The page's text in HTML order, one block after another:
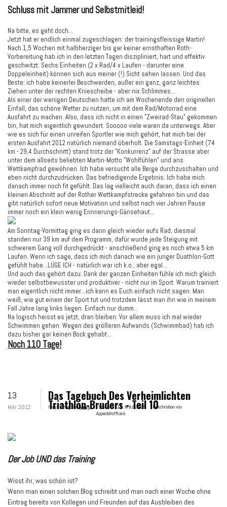
Schluss mit Jammer und Selbstmitleid!
Na bitte, es geht doch...
Jetzt hat er endlich einmal zugeschlagen: der trainingsfleissige Martin!
Nach 1,5 Wochen mit halbherziger bis gar keiner ernsthaften Roth-
Vorbereitung hab ich in den letzten Tagen diszipliniert, hart und effektiv
geschwitzt. Sechs Einheiten (2 x Rad/4 x Laufen - darunter eine
Doppeleinheit) können sich aus meiner (!) Sicht sehen lassen. Und das
Beste: ich habe keinerlei Beschwerden, außer ein ganz, ganz leichtes
Ziehen unter der rechten Kniescheibe - aber nix Schlimmes...
Als einer der wenigen Deutschen hatte ich am Wochenende den originellen
Einfall, das schöne Wetter zu nutzen, um mit dem Rad/Motorrad eine
Ausfahrt zu machen. Also, dass ich nicht in einen "Zweirad-Stau" gekommen
bin, hat mich eigentlich gewundert. Sooooo viele waren da unterwegs. Aber
wie es sich für einen unreifen Sportler wie mich gehört, hat mich bei der
ersten Ausfahrt 2012 natürlich niemand überholt. Die Samstags-Einheit (74
km - 29,4 Durchschnitt) stand trotz der "Konkurrenz" auf der Strasse aber
unter dem allseits beliebten Martin-Motto "Wohlfühlen" und ans
Wettkampfrad gewöhnen. Ich habe versucht alle Berge durchzuschalten und
eben nicht durchzudrücken. Das befriedigende Ergebnis: Ich habe mich
danach immer noch fit gefühlt. Das lag vielleicht auch daran, dass ich einen
kleinen Abschnitt auf der Rother Wettkampfstrecke gefahren bin und das
gibt natürlich sofort neue Motivation und selbst nach vier Jahren Pause
immer noch ein klein wenig Erinnerungs-Gänsehaut...
Am Sonntag-Vormittag ging es dann gleich wieder aufs Rad, diesmal
standen nur 39 km auf dem Programm, dafür wurde jede Steigung mit
schwerem Gang voll durchgedrückt - anschließend ging es noch etwa 5 km
Laufen. Wenn ich sage, dass ich mich danach wie ein junger Duathlon-Gott
gefühlt habe...LÜGE ICH - natürlich war ich k.o., aber egal...
Und auch das gehört dazu: Dank der ganzen Einheiten fühle ich mich gleich
wieder selbstbewusster und produktiver - nicht nur im Sport. Warum trainiert
man eigentlich nicht immer...ich kann es Euch einfach nicht sagen. Man
weiß, wie gut einem der Sport tut und trotzdem lässt man ihn wie in meinem
Fall Jahre lang links liegen. Einfach nur dumm...
Na logisch heisst es jetzt, dran bleiben: Vor allem muss ich mal wieder
Schwimmen gehen. Wegen des größeren Aufwands (Schwimmbad) hab ich
dazu bisher gar keinen Bock gehabt...
Noch 110 Tage!
13
Mär 2012
Das Tagebuch Des Verheimlichten
Triathlon-Bruders - Teil 10
Hauptkategorie: News Erstellt: 13. März 2012
Geschrieben von
Apperdohoffbank
Der Job UND das Training
Wisst ihr, was schön ist?
Wenn man einen solchen Blog schreibt und man nach einer Woche ohne
Eintrag bereits von Kollegen und Freunden auf das Ausbleiben des